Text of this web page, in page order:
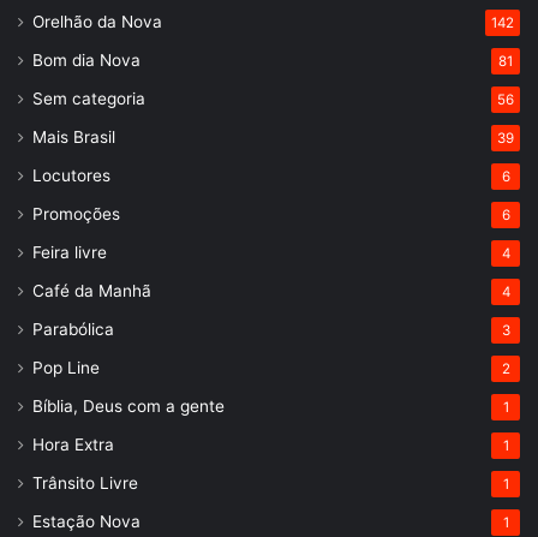
Orelhão da Nova 142
Bom dia Nova 81
Sem categoria 56
Mais Brasil 39
Locutores 6
Promoções 6
Feira livre 4
Café da Manhã 4
Parabólica 3
Pop Line 2
Bíblia, Deus com a gente 1
Hora Extra 1
Trânsito Livre 1
Estação Nova 1